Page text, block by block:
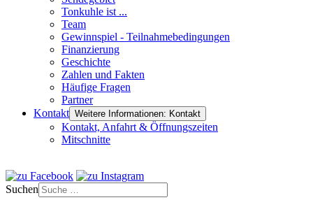
Tonkuhle ist ...
Team
Gewinnspiel - Teilnahmebedingungen
Finanzierung
Geschichte
Zahlen und Fakten
Häufige Fragen
Partner
Kontakt Weitere Informationen: Kontakt
Kontakt, Anfahrt & Öffnungszeiten
Mitschnitte
Suchen